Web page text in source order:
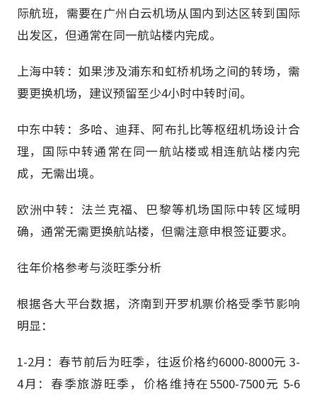
际航班，需要在广州白云机场从国内到达区转到国际
出发区，但通常在同一航站楼内完成。
上海中转：如果涉及浦东和虹桥机场之间的转场，需
要更换机场，建议预留至少4小时中转时间。
中东中转：多哈、迪拜、阿布扎比等枢纽机场设计合
理，国际中转通常在同一航站楼或相连航站楼内完
成，无需出境。
欧洲中转：法兰克福、巴黎等机场国际中转区域明
确，通常无需更换航站楼，但需注意申根签证要求。
往年价格参考与淡旺季分析
根据各大平台数据，济南到开罗机票价格受季节影响
明显：
1-2月：春节前后为旺季，往返价格约6000-8000元 3-
4月：春季旅游旺季，价格维持在5500-7500元 5-6